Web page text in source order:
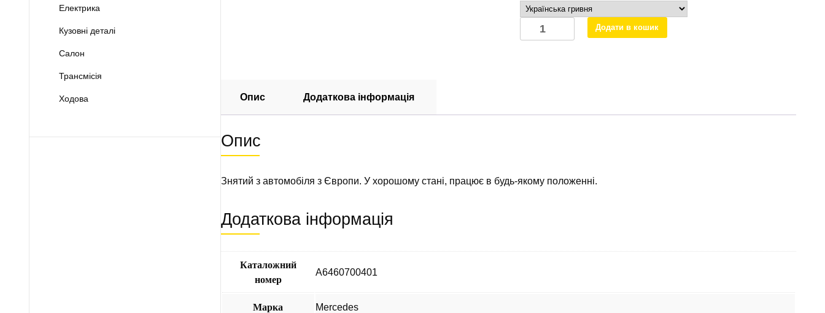
Паливний
насос
Додати в кошик
Опис Додаткова інформація
Опис
Знятий з автомобіля з Європи. У хорошому стані, працює в будь-якому положенні.
Додаткова інформація
Каталожний
номер
A6460700401
Марка Mercedes
Електрика
Кузовні деталі
Салон
Трансмісія
Ходова